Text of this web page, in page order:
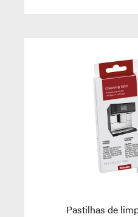
Pastilhas de